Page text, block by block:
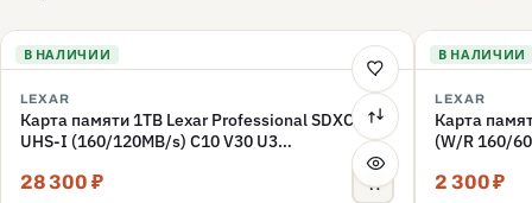
В НАЛИЧИИ
LEXAR
Карта памяти 1TB Lexar Professional SDXC
UHS-I (160/120MB/s) C10 V30 U3
28 300 ₽
В НАЛИЧИИ
LEXAR
Карта
(W/R 160/
2 300 ₽